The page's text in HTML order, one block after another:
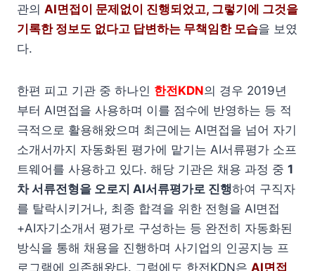
관의 AI면접이 문제없이 진행되었고, 그렇기에 그것을
기록한 정보도 없다고 답변하는 무책임한 모습을 보였
다.
한편 피고 기관 중 하나인 한전KDN의 경우 2019년
부터 AI면접을 사용하며 이를 점수에 반영하는 등 적
극적으로 활용해왔으며 최근에는 AI면접을 넘어 자기
소개서까지 자동화된 평가에 맡기는 AI서류평가 소프
트웨어를 사용하고 있다. 해당 기관은 채용 과정 중 1
차 서류전형을 오로지 AI서류평가로 진행하여 구직자
를 탈락시키거나, 최종 합격을 위한 전형을 AI면접
+AI자기소개서 평가로 구성하는 등 완전히 자동화된
방식을 통해 채용을 진행하며 사기업의 인공지능 프
로그램에 의존해왔다. 그럼에도 한전KDN은 AI면접